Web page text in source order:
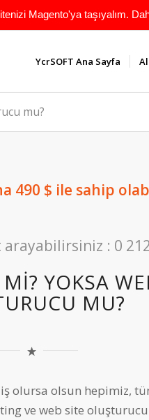
Magento'ya taşıyalım.
YcrSOFT Ana Sayfa
mu?
490 $ ile sahip
: 0
YOKSA
MU?
olursa olsun hepimiz,
ve web site